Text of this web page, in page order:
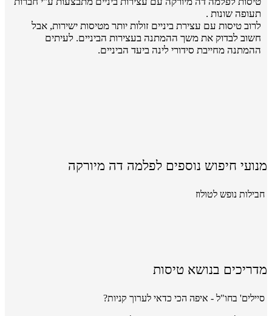
תעופה שונות .
לרוב טיסות עם עצירת ביניים זולות יותר מטיסות ישירות, אבל
חשוב לבדוק את משך ההמתנה בעצירות הביניים. לעיתים
ההמתנה מחייבת סידורי לינה ביעד הביניים.
מנועי חיפוש נוספים לפלמה דה מיורקה
חבילות נופש לטולוז
מדריכים בנושא טיסות
סיילים' בחו"ל - איפה הכי כדאי לערוך קניות?